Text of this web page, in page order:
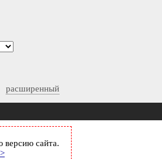
расширенный
версию сайта.